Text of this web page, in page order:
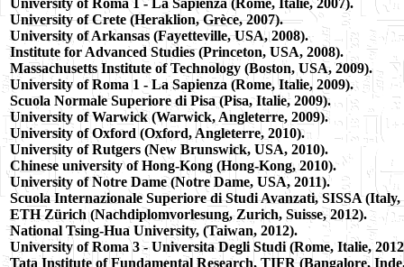
University of Roma 1 - La Sapienza (Rome, Italie, 2007).
University of Crete (Heraklion, Grèce, 2007).
University of Arkansas (Fayetteville, USA, 2008).
Institute for Advanced Studies (Princeton, USA, 2008).
Massachusetts Institute of Technology (Boston, USA, 2009).
University of Roma 1 - La Sapienza (Rome, Italie, 2009).
Scuola Normale Superiore di Pisa (Pisa, Italie, 2009).
University of Warwick (Warwick, Angleterre, 2009).
University of Oxford (Oxford, Angleterre, 2010).
University of Rutgers (New Brunswick, USA, 2010).
Chinese university of Hong-Kong (Hong-Kong, 2010).
University of Notre Dame(Notre Dame, USA, 2011).
Scuola Internazionale Superiore di Studi Avanzati, SISSA (Italy,
ETH Zürich (Nachdiplomvorlesung,Zurich, Suisse, 2012).
National Tsing-Hua University, (Taiwan, 2012).
University of Roma 3 - Universita Degli Studi (Rome, Italie,
Tata Institute of Fundamental Research, TIFR (Bangalore,